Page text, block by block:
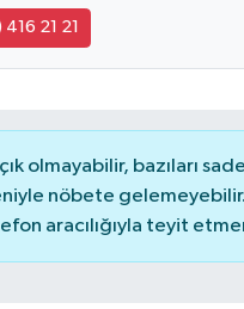
416 21 21
olmayabilir, bazıları
nöbete
aracılığıyla teyit